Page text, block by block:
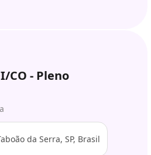
CO - Pleno
da Serra, SP, Brasil